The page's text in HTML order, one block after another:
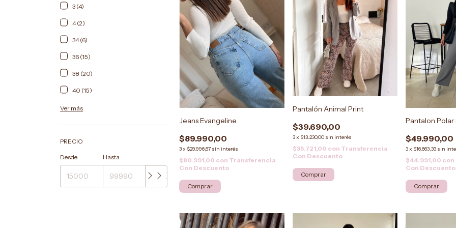
3 (4)
4 (2)
34 (6)
36 (15)
38 (20)
40 (15)
Ver más
PRECIO
Desde Hasta
Jeans Evangeline
$89.990,00
3x $29.996,67 sin interés
$80.991,00 con Transferencia
Con Descuento
Comprar
Pantalón Animal Print
$39.690,00
3x $13.230,00 sin interés
$35.721,00 con Transferencia
Con Descuento
Comprar
Pantalon
$49.990,00
3x $16.663,33 sin
$44.991,00 con
Con Descuento
Comprar